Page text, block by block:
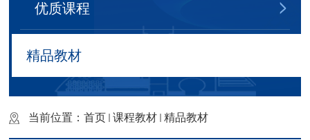
优质课程
精品教材
当前位置：首页 课程教材 精品教材